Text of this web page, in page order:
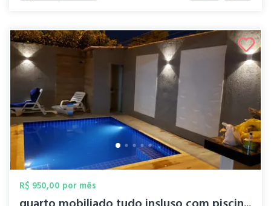
R$ 950,00 por mês